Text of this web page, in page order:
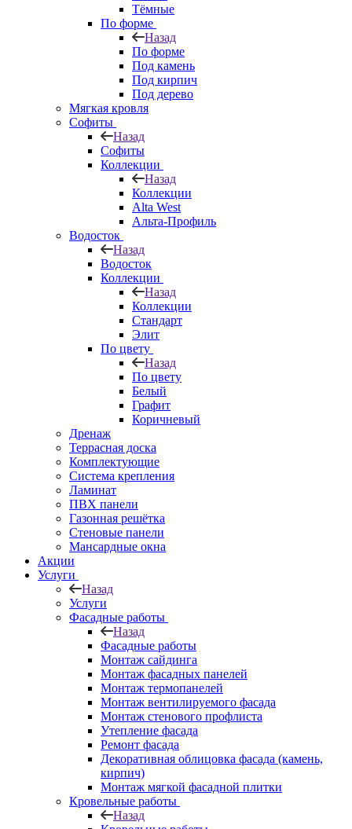
Тёмные
По форме
Назад
По форме
Под камень
Под кирпич
Под дерево
Мягкая кровля
Софиты
Назад
Софиты
Коллекции
Назад
Коллекции
Alta West
Альта-Профиль
Водосток
Назад
Водосток
Коллекции
Назад
Коллекции
Стандарт
Элит
По цвету
Назад
По цвету
Белый
Графит
Коричневый
Дренаж
Террасная доска
Комплектующие
Система крепления
Ламинат
ПВХ панели
Газонная решётка
Стеновые панели
Мансардные окна
Акции
Услуги
Назад
Услуги
Фасадные работы
Назад
Фасадные работы
Монтаж сайдинга
Монтаж фасадных панелей
Монтаж термопанелей
Монтаж вентилируемого фасада
Монтаж стенового профлиста
Утепление фасада
Ремонт фасада
Декоративная облицовка фасада (камень,
кирпич)
Монтаж мягкой фасадной плитки
Кровельные работы
Назад